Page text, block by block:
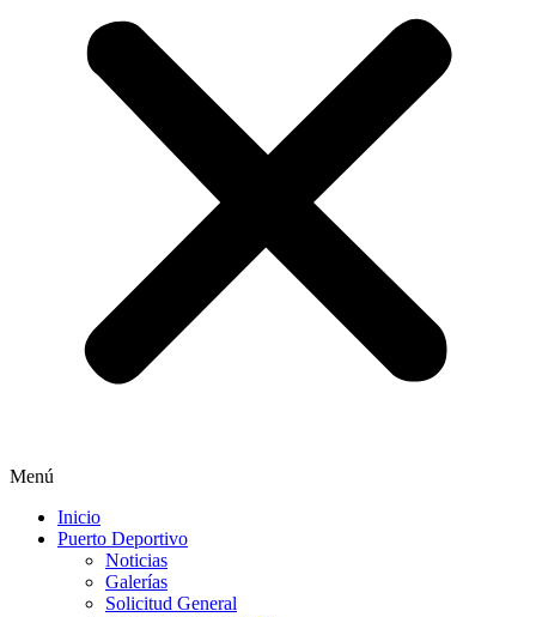
Menú
Inicio
Puerto Deportivo
Noticias
Galerías
Solicitud General